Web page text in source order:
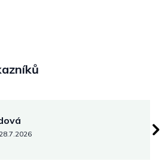
je 5 z 5 hvězdiček.
28.7.2026